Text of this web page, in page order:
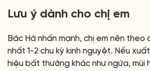
Lưu ý dành cho chị em
Bác Hà nhấn mạnh, chị em nên theo
nhất 1-2 chu kỳ kinh nguyệt. Nếu
hiệu bất thường khác như ngứa, mùi